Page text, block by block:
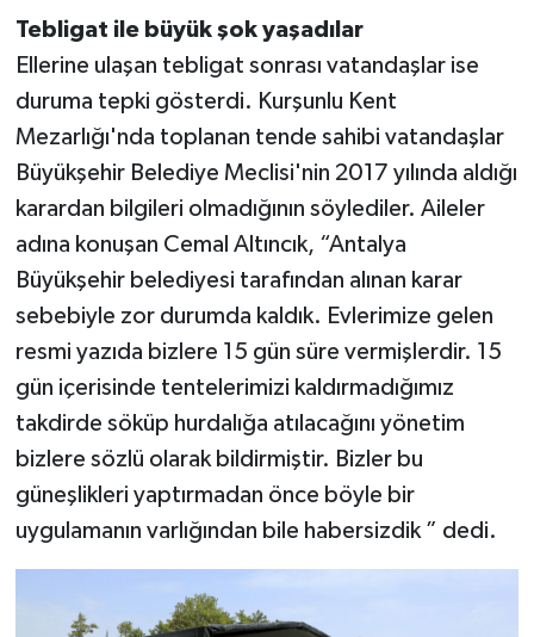
Tebligat ile büyük şok yaşadılar
Ellerine ulaşan tebligat sonrası vatandaşlar ise
duruma tepki gösterdi. Kurşunlu Kent
Mezarlığı'nda toplanan tende sahibi vatandaşlar
Büyükşehir Belediye Meclisi'nin 2017 yılında aldığı
karardan bilgileri olmadığının söylediler. Aileler
adına konuşan Cemal Altıncık, “Antalya
Büyükşehir belediyesi tarafından alınan karar
sebebiyle zor durumda kaldık. Evlerimize gelen
resmi yazıda bizlere 15 gün süre vermişlerdir. 15
gün içerisinde tentelerimizi kaldırmadığımız
takdirde söküp hurdalığa atılacağını yönetim
bizlere sözlü olarak bildirmiştir. Bizler bu
güneşlikleri yaptırmadan önce böyle bir
uygulamanın varlığından bile habersizdik ” dedi.